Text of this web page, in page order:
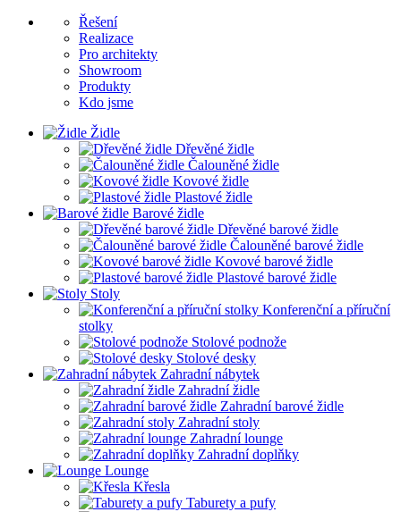
Řešení
Realizace
Pro architekty
Showroom
Produkty
Kdo jsme
Židle
Dřevěné židle
Čalouněné židle
Kovové židle
Plastové židle
Barové židle
Dřevěné barové židle
Čalouněné barové židle
Kovové barové židle
Plastové barové židle
Stoly
Konferenční a příruční
stolky
Stolové podnože
Stolové desky
Zahradní nábytek
Zahradní židle
Zahradní barové židle
Zahradní stoly
Zahradní lounge
Zahradní doplňky
Lounge
Křesla
Taburety a pufy